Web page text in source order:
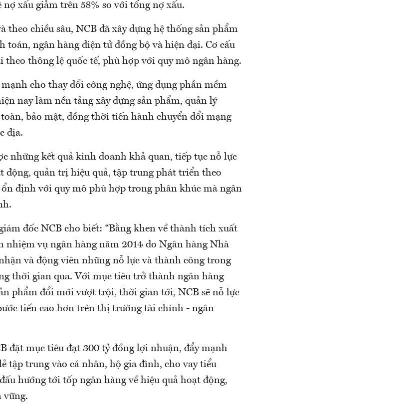
xấu giảm trên 58% so với tổng nợ xấu.
theo chiều sâu, NCB đã xây dựng hệ thống sản phẩm
ngân hàng điện tử đồng bộ và hiện đại. Cơ cấu
theo thông lệ quốc tế, phù hợp với quy mô ngân hàng.
cho thay đổi công nghệ, ứng dụng phần mềm
nay làm nền tảng xây dựng sản phẩm, quản lý
bảo mật, đồng thời tiến hành chuyển đổi mạng
địa.
những kết quả kinh doanh khả quan, tiếp tục nỗ lực
động, quản trị hiệu quả, tập trung phát triển theo
định với quy mô phù hợp trong phân khúc mà ngân
đốc NCB cho biết: “Bằng khen về thành tích xuất
nhiệm vụ ngân hàng năm 2014 do Ngân hàng Nhà
và động viên những nỗ lực và thành công trong
thời gian qua. Với mục tiêu trở thành ngân hàng
phẩm đổi mới vượt trội, thời gian tới, NCB sẽ nỗ lực
tiến cao hơn trên thị trường tài chính - ngân
đặt mục tiêu đạt 300 tỷ đồng lợi nhuận, đẩy mạnh
tập trung vào cá nhân, hộ gia đình, cho vay tiểu
hướng tới tốp ngân hàng về hiệu quả hoạt động,
vững.